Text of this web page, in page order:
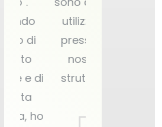
utilizzate
presso le
nostre
strutture.